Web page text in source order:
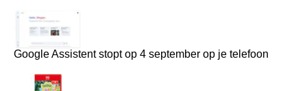
Google Assistent stopt op 4 september op je telefoon